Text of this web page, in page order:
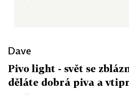
Dave
Pivo light - svět se
děláte dobrá piva a